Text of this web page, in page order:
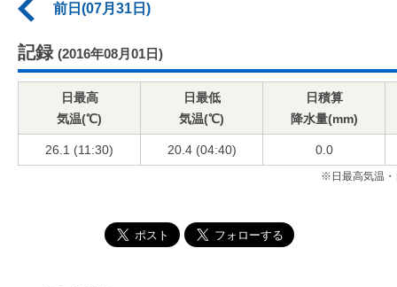
前日(07月31日)
記録 (2016年08月01日)
日最高
気温(℃)
日最低
気温(℃)
日積算
降水量(mm)
26.1 (11:30) 20.4 (04:40) 0.0
※日最高気温・